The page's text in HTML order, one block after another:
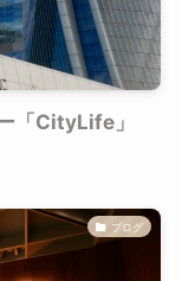
「CityLife」
ブログ